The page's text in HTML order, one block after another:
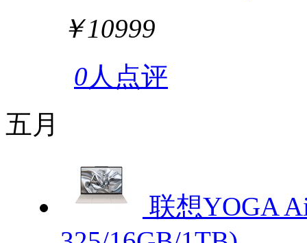
￥10999
0人点评
五月
联想YOGA